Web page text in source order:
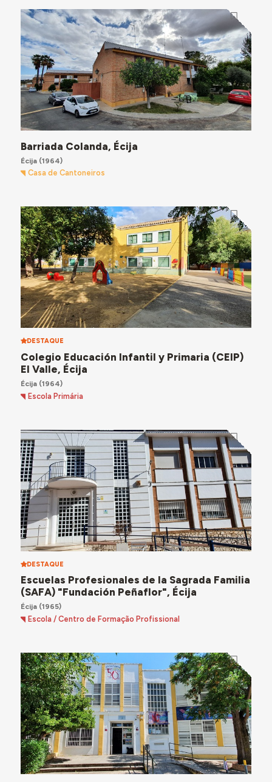
Barriada Colanda, Écija
Écija(1964)
Casa de Cantoneiros
DESTAQUE
Colegio Educación Infantil y Primaria (CEIP)
El Valle, Écija
Écija(1964)
Escola Primária
DESTAQUE
Escuelas Profesionales de la Sagrada Familia
(SAFA) "Fundación Peñaflor", Écija
Écija(1965)
Escola / Centro de Formação Profissional